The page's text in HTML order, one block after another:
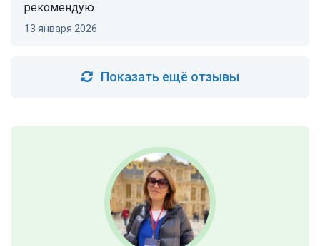
рекомендую
13 января 2026
Показать ещё отзывы